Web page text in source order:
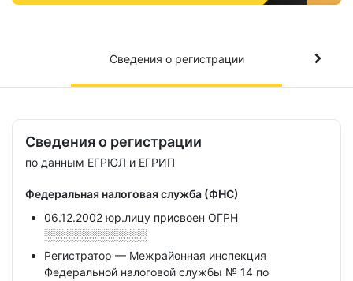
Сведения о регистрации
Сведения о регистрации
по данным ЕГРЮЛ и ЕГРИП
Федеральная налоговая служба (ФНС)
06.12.2002 юр.лицу присвоен ОГРН
░░░░░░░░░░░░░
Регистратор — Межрайонная инспекция
Федеральной налоговой службы № 14 по